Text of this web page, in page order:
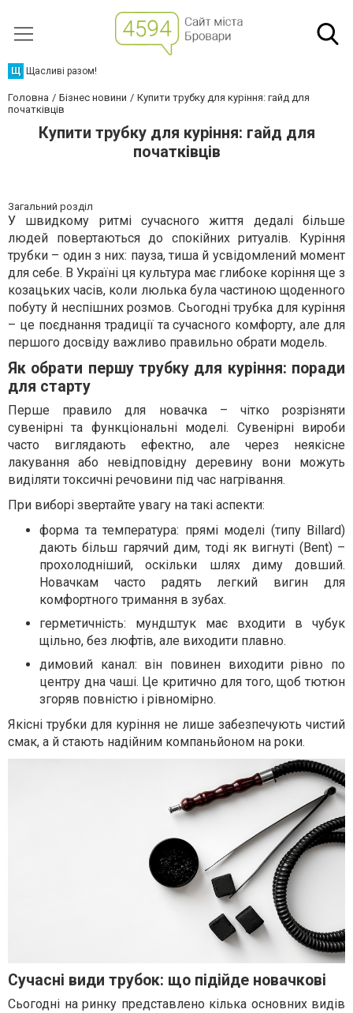
Щ Щасливі разом!
Головна Бізнес новини
Купити трубку для куріння: гайд для
початківців
Купити трубку для куріння: гайд для
початківців
Загальний розділ
У швидкому ритмі сучасного життя дедалі більше
людей повертаються до спокійних ритуалів. Куріння
трубки – один з них: пауза, тиша й усвідомлений момент
для себе. В Україні ця культура має глибоке коріння ще з
козацьких часів, коли люлька була частиною щоденного
побуту й неспішних розмов. Сьогодні трубка для куріння
– це поєднання традиції та сучасного комфорту, але для
першого досвіду важливо правильно обрати модель.
Як обрати першу трубку для куріння: поради
для старту
Перше правило для новачка – чітко розрізняти
сувенірні та функціональні моделі. Сувенірні вироби
часто виглядають ефектно, але через неякісне
лакування або невідповідну деревину вони можуть
виділяти токсичні речовини під час нагрівання.
При виборі звертайте увагу на такі аспекти:
форма та температура: прямі моделі (типу Billard)
дають більш гарячий дим, тоді як вигнуті (Bent) –
прохолодніший, оскільки шлях диму довший.
Новачкам часто радять легкий вигин для
комфортного тримання в зубах.
герметичність: мундштук має входити в чубук
щільно, без люфтів, але виходити плавно.
димовий канал: він повинен виходити рівно по
центру дна чаші. Це критично для того, щоб тютюн
згоряв повністю і рівномірно.
Якісні трубки для куріння не лише забезпечують чистий
смак, а й стають надійним компаньйоном на роки.
Сучасні види трубок: що підійде новачкові
Сьогодні на ринку представлено кілька основних видів